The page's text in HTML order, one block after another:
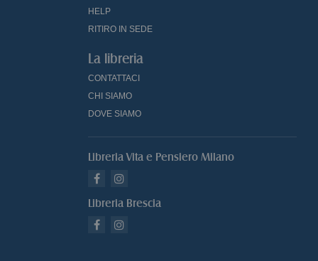
HELP
RITIRO IN SEDE
La libreria
CONTATTACI
CHI SIAMO
DOVE SIAMO
Libreria Vita e Pensiero Milano
Libreria Brescia